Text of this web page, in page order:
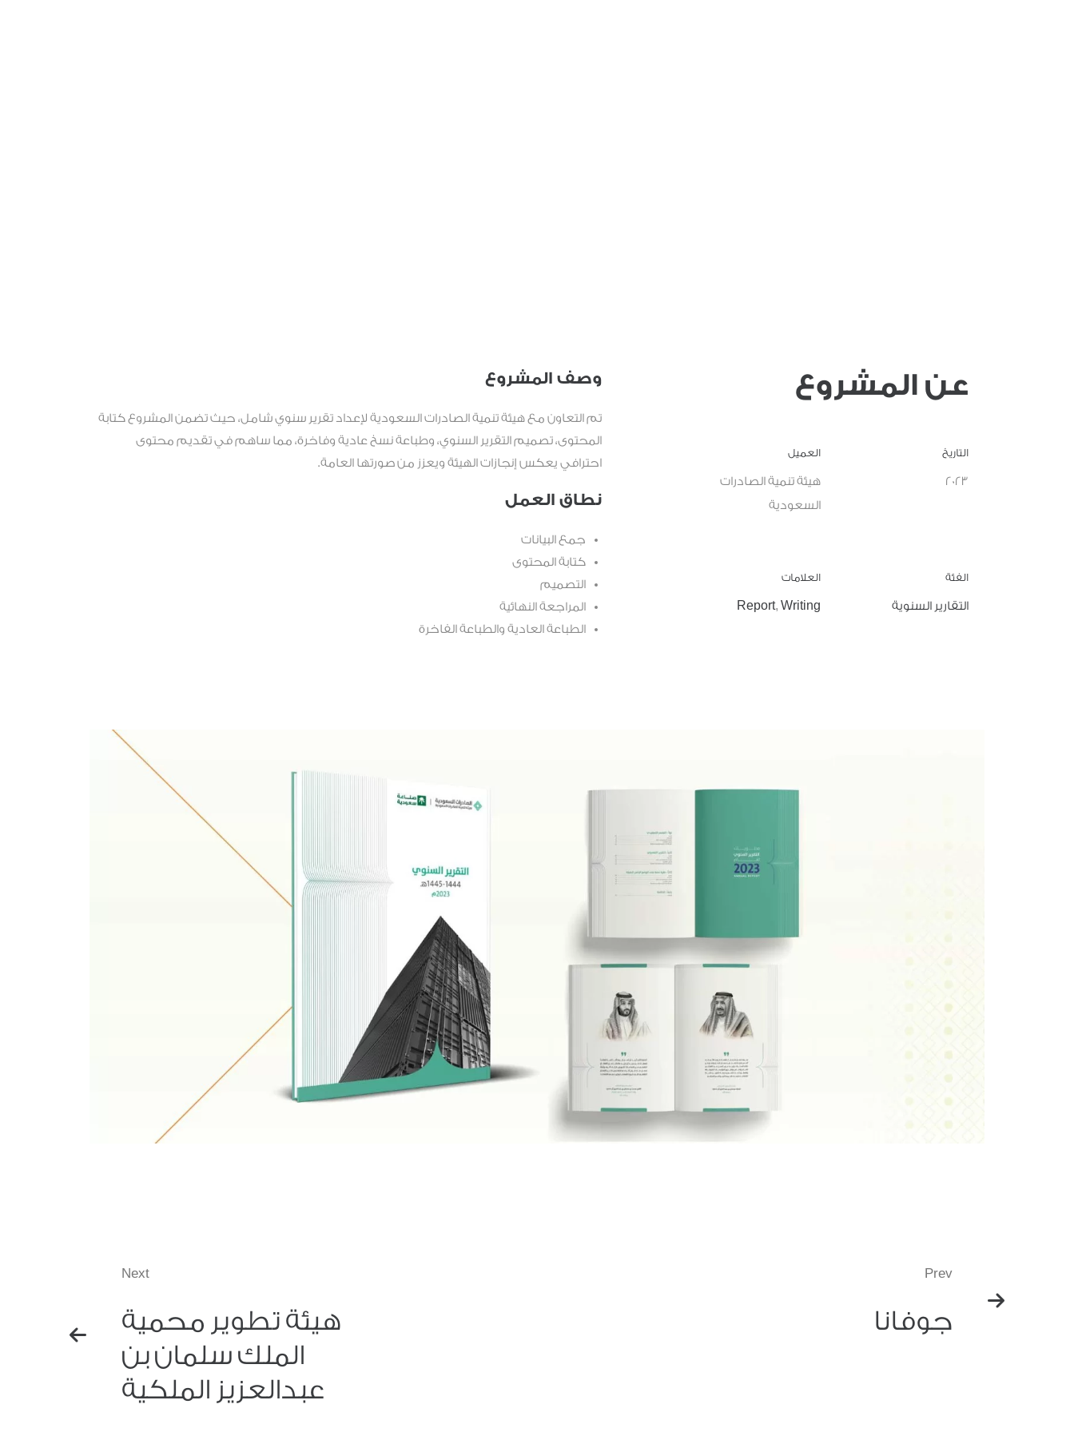
عن المشروع
التاريخ
2023
العميل
هيئة تنمية الصادرات
السعودية
الفئة
التقارير السنوية
العلامات
Report, Writing
وصف المشروع
تم التعاون مع هيئة تنمية الصادرات السعودية لإعداد تقرير سنوي شامل، حيث تضمن المشروع كتابة
المحتوى، تصميم التقرير السنوي، وطباعة نسخ عادية وفاخرة، مما ساهم في تقديم محتوى
احترافي يعكس إنجازات الهيئة ويعزز من صورتها العامة.
نطاق العمل
جمع البيانات
كتابة المحتوى
التصميم
المراجعة النهائية
الطباعة العادية والطباعة الفاخرة
Prev
جوفانا
Next
هيئة تطوير محمية
الملك سلمان بن
عبدالعزيز الملكية